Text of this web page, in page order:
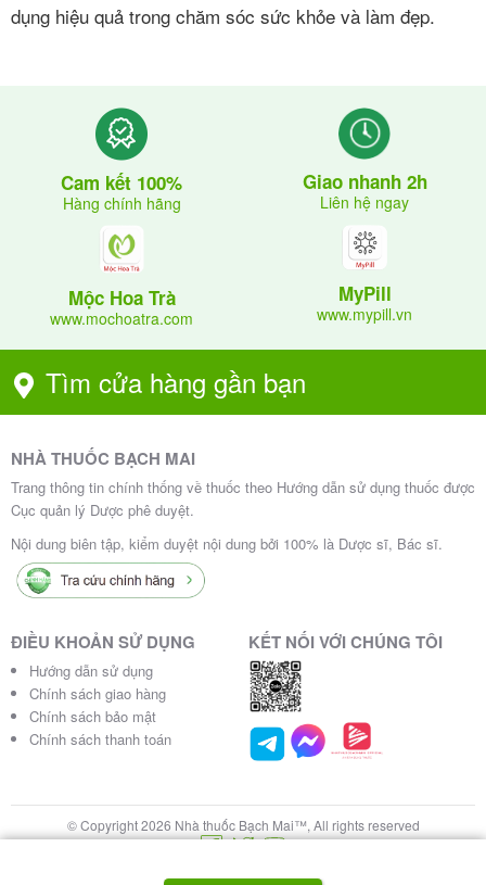
dụng hiệu quả trong chăm sóc sức khỏe và làm đẹp.
Cam kết 100%
Hàng chính hãng
Giao nhanh 2h
Liên hệ ngay
Mộc Hoa Trà
www.mochoatra.com
MyPill
www.mypill.vn
Tìm cửa hàng gần bạn
NHÀ THUỐC BẠCH MAI
Trang thông tin chính thống về thuốc theo Hướng dẫn sử dụng thuốc được
Cục quản lý Dược phê duyệt.
Nội dung biên tập, kiểm duyệt nội dung bởi 100% là Dược sĩ, Bác sĩ.
ĐIỀU KHOẢN SỬ DỤNG
Hướng dẫn sử dụng
Chính sách giao hàng
Chính sách bảo mật
Chính sách thanh toán
KẾT NỐI VỚI CHÚNG TÔI
© Copyright 2026 Nhà thuốc Bạch Mai™, All rights reserved